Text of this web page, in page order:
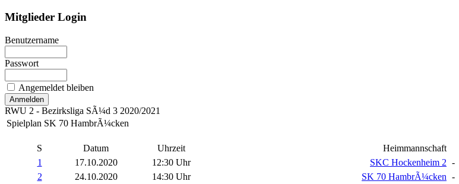
Mitglieder Login
Benutzername
Passwort
Angemeldet bleiben
RWU 2 - Bezirksliga SÃ¼d 3 2020/2021
Spielplan SK 70 HambrÃ¼cken
S Datum Uhrzeit Heimmannschaft
1
17.10.2020 12:30 Uhr SKC Hockenheim 2 -
2
24.10.2020 14:30 Uhr SK 70 HambrÃ¼cken -